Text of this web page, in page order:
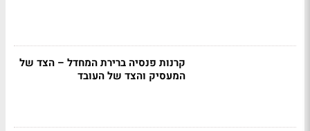
קרנות פנסיה ברירת המחדל – הצד של
המעסיק והצד של העובד